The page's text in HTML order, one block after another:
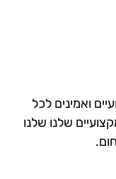
ואמינים לכל
שלנו שלנו